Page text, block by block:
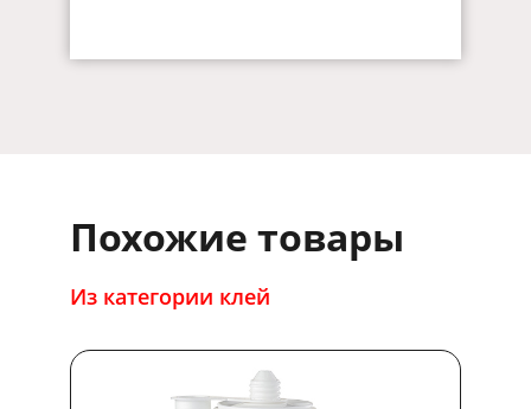
Похожие товары
Из категории клей